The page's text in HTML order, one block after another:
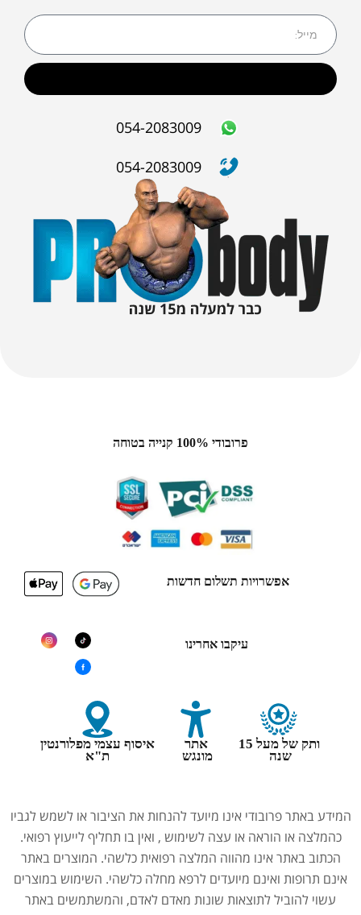
054-2083009
054-2083009
פרובודי 100% קנייה בטוחה
אפשרויות תשלום חדשות
עיקבו אחרינו
ותק של מעל 15
שנה
אתר
מונגש
איסוף עצמי מפלורנטין
ת"א
המידע באתר פרובודי אינו מיועד להנחות את הציבור או לשמש לגביו
כהמלצה או הוראה או עצה לשימוש , ואין בו תחליף לייעוץ רפואי.
הכתוב באתר אינו מהווה המלצה רפואית כלשהי. המוצרים באתר
אינם תרופות ואינם מיועדים לרפא מחלה כלשהי. השימוש במוצרים
עשוי להוביל לתוצאות שונות מאדם לאדם, והמשתמשים באתר